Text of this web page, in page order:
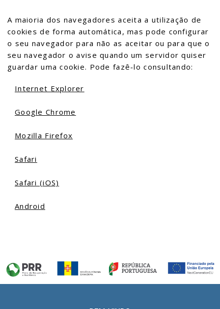
A maioria dos navegadores aceita a utilização de
cookies de forma automática, mas pode configurar
o seu navegador para não as aceitar ou para que o
seu navegador o avise quando um servidor quiser
guardar uma cookie. Pode fazê-lo consultando:
Internet Explorer
Google Chrome
Mozilla Firefox
Safari
Safari (iOS)
Android